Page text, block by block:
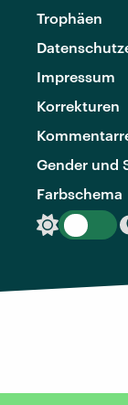
Trophäen
Impressum
Korrekturen
Gender und
Farbschema